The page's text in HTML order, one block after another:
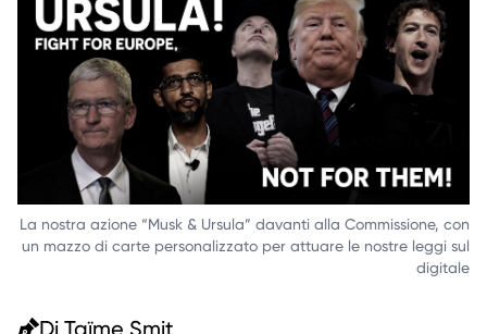
La nostra azione “Musk & Ursula” davanti alla Commissione, con
un mazzo di carte personalizzato per attuare le nostre leggi sul
digitale
Di Taïme Smit